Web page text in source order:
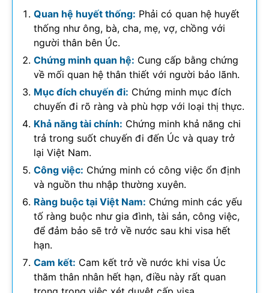
Quan hệ huyết thống: Phải có quan hệ huyết
thống như ông, bà, cha, mẹ, vợ, chồng với
người thân bên Úc.
Chứng minh quan hệ: Cung cấp bằng chứng
về mối quan hệ thân thiết với người bảo lãnh.
Mục đích chuyến đi: Chứng minh mục đích
chuyến đi rõ ràng và phù hợp với loại thị thực.
Khả năng tài chính: Chứng minh khả năng chi
trả trong suốt chuyến đi đến Úc và quay trở
lại Việt Nam.
Công việc: Chứng minh có công việc ổn định
và nguồn thu nhập thường xuyên.
Ràng buộc tại Việt Nam: Chứng minh các yếu
tố ràng buộc như gia đình, tài sản, công việc,
để đảm bảo sẽ trở về nước sau khi visa hết
hạn.
Cam kết: Cam kết trở về nước khi visa Úc
thăm thân nhân hết hạn, điều này rất quan